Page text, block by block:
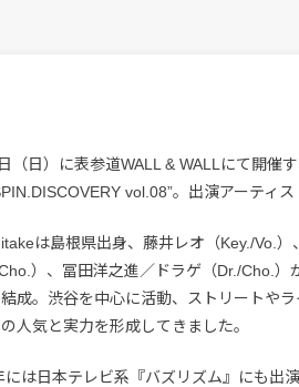
（日）に表参道WALL & WALLにて開催
vol.08”。出演アーティ
は島根県出身、藤井レオ（Key./Vo.）
Cho.）、冨田洋之進／ドラゲ（Dr./Cho.
成。渋谷を中心に活動、ストリートや
人気と実力を形成してきました。
には日本テレビ系『バズリズム』にも出